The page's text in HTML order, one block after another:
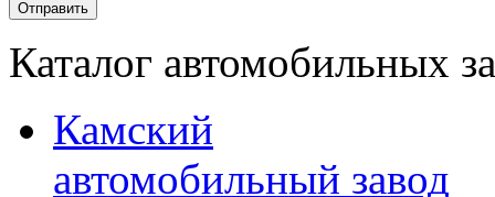
Каталог автомобильных
Камский
автомобильный завод